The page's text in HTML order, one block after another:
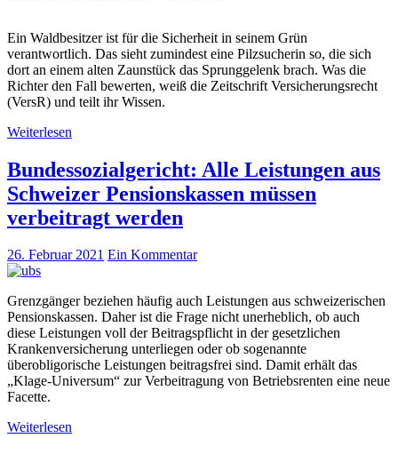
Ein Waldbesitzer ist für die Sicherheit in seinem Grün
verantwortlich. Das sieht zumindest eine Pilzsucherin so, die sich
dort an einem alten Zaunstück das Sprunggelenk brach. Was die
Richter den Fall bewerten, weiß die Zeitschrift Versicherungsrecht
(VersR) und teilt ihr Wissen.
Weiterlesen
Bundessozialgericht: Alle Leistungen aus
Schweizer Pensionskassen müssen
verbeitragt werden
26. Februar 2021 Ein Kommentar
Grenzgänger beziehen häufig auch Leistungen aus schweizerischen
Pensionskassen. Daher ist die Frage nicht unerheblich, ob auch
diese Leistungen voll der Beitragspflicht in der gesetzlichen
Krankenversicherung unterliegen oder ob sogenannte
überobligorische Leistungen beitragsfrei sind. Damit erhält das
„Klage-Universum“ zur Verbeitragung von Betriebsrenten eine neue
Facette.
Weiterlesen